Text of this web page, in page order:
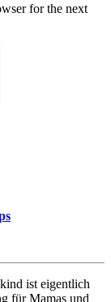
for the next
ist eigentlich
für Mamas und